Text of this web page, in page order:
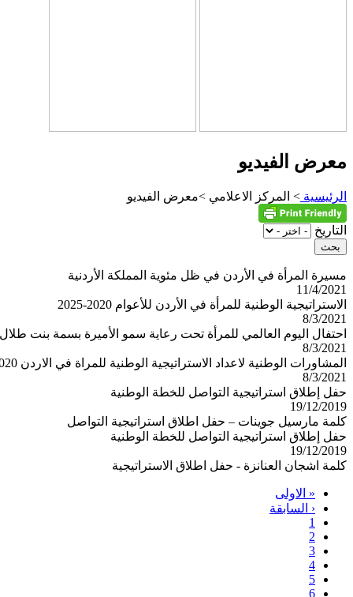
معرض الفيديو
الرئيسية > المركز الاعلامي >معرض الفيديو
التاريخ
مسيرة المرأة في الأردن في ظل مئوية المملكة الأردنية
11/4/2021
الاستراتيجية الوطنية للمرأة في الأردن للأعوام 2020-2025
8/3/2021
احتفال اليوم العالمي للمرأة تحت رعاية سمو الأميرة بسمة بنت طلال 2021
8/3/2021
المشاورات الوطنية لاعداد الاستراتيجية الوطنية للمراة في الاردن 2020-2025
8/3/2021
حفل إطلاق استراتيجية التواصل للخطة الوطنية
19/12/2019
كلمة مارسيل جوينات – حفل اطلاق استراتيجية التواصل
حفل إطلاق استراتيجية التواصل للخطة الوطنية
19/12/2019
كلمة اشجان العنانزة - حفل اطلاق الاستراتيجية
Pagination
First
page
« الاولى
Previous
page
‹ السابقة
Page1
Current
page
2
Page
3
Page
4
Page
5
Page
6